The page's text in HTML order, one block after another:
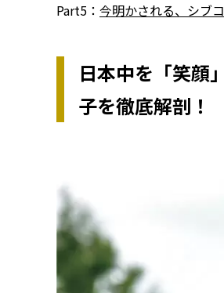
Part5： 今明かされる、シブ
日本中を「笑顔
子を徹底解剖！